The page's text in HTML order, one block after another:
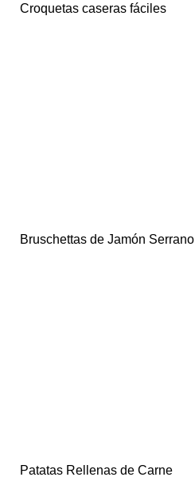
Croquetas caseras fáciles
Bruschettas de Jamón Serrano
Patatas Rellenas de Carne